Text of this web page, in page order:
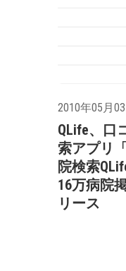
2010年05月
QLife、口
索アプリ
院検索
16万病院
リース